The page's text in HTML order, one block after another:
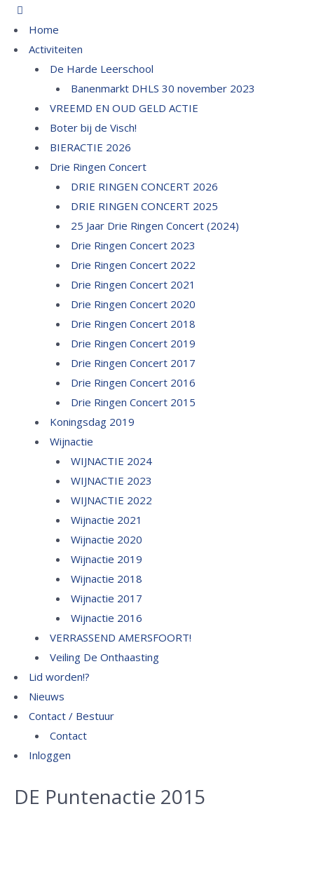
Home
Activiteiten
De Harde Leerschool
Banenmarkt DHLS 30 november 2023
VREEMD EN OUD GELD ACTIE
Boter bij de Visch!
BIERACTIE 2026
Drie Ringen Concert
DRIE RINGEN CONCERT 2026
DRIE RINGEN CONCERT 2025
25 Jaar Drie Ringen Concert (2024)
Drie Ringen Concert 2023
Drie Ringen Concert 2022
Drie Ringen Concert 2021
Drie Ringen Concert 2020
Drie Ringen Concert 2018
Drie Ringen Concert 2019
Drie Ringen Concert 2017
Drie Ringen Concert 2016
Drie Ringen Concert 2015
Koningsdag 2019
Wijnactie
WIJNACTIE 2024
WIJNACTIE 2023
WIJNACTIE 2022
Wijnactie 2021
Wijnactie 2020
Wijnactie 2019
Wijnactie 2018
Wijnactie 2017
Wijnactie 2016
VERRASSEND AMERSFOORT!
Veiling De Onthaasting
Lid worden!?
Nieuws
Contact / Bestuur
Contact
Inloggen
DE Puntenactie 2015